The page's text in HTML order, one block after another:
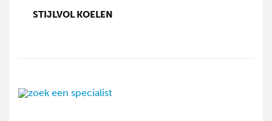
STIJLVOL KOELEN